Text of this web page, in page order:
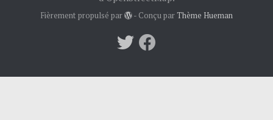
Fièrement propulsé par - Conçu parThème Hueman